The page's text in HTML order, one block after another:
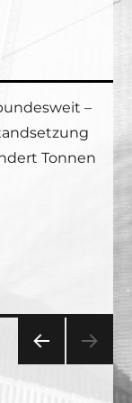
–
Tonnen
Freising“